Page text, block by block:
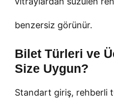
benzersiz görünür.
Bilet Türleri ve
Size Uygun?
Standart giriş, rehberli